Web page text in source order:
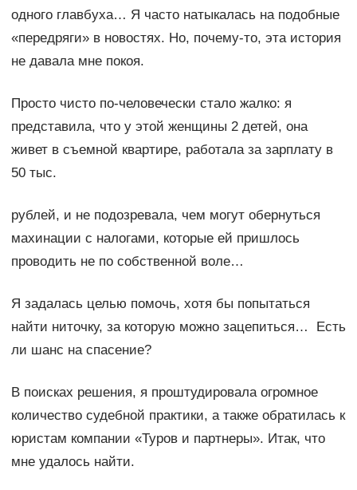
одного главбуха… Я часто натыкалась на подобные
«передряги» в новостях. Но, почему-то, эта история
не давала мне покоя.
Просто чисто по-человечески стало жалко: я
представила, что у этой женщины 2 детей, она
живет в съемной квартире, работала за зарплату в
50 тыс.
рублей, и не подозревала, чем могут обернуться
махинации с налогами, которые ей пришлось
проводить не по собственной воле…
Я задалась целью помочь, хотя бы попытаться
найти ниточку, за которую можно зацепиться… Есть
ли шанс на спасение?
В поисках решения, я проштудировала огромное
количество судебной практики, а также обратилась к
юристам компании «Туров и партнеры». Итак, что
мне удалось найти.